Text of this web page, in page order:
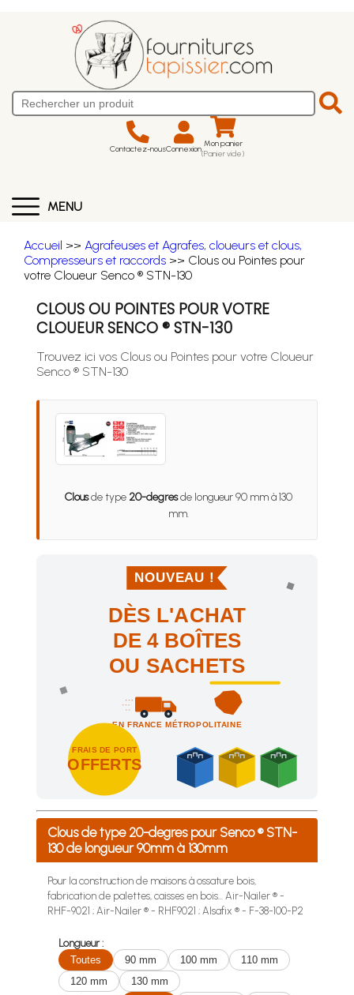
Contactez-nousConnexion Mon panier
(Panier vide)
MENU
Accueil >> Agrafeuses et Agrafes, cloueurs et clous,
Compresseurs et raccords >> Clous ou Pointes pour
votre Cloueur Senco ® STN-130
CLOUS OU POINTES POUR VOTRE
CLOUEUR SENCO ® STN-130
Trouvez ici vos Clous ou Pointes pour votre Cloueur
Senco ® STN-130
Clousde type 20-degresde longueur 90 mm à 130
mm.
NOUVEAU !
DÈS L'ACHAT
DE 4 BOÎTES
OU SACHETS
EN FRANCE MÉTROPOLITAINE
FRAIS DE PORT
OFFERTS
Achetez 4 sachets ou boîtes d'agrafes ou de pointes et
Clous de type 20-degres pour Senco ® STN-
130 de longueur 90mm à 130mm
Pour la construction de maisons à ossature bois,
fabrication de palettes, caisses en bois... Air-Nailer ® -
RHF-9021 ; Air-Nailer ® - RHF9021 ; Alsafix ® - F-38-100-P2
Longueur :
Toutes
90 mm 100 mm
110 mm
120 mm
130 mm